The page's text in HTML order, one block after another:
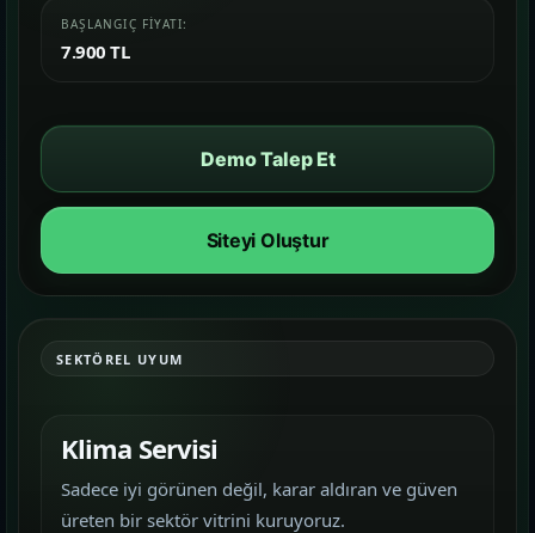
BAŞLANGIÇ FIYATI:
7.900 TL
Demo Talep Et
Siteyi Oluştur
SEKTÖREL UYUM
Klima Servisi
Sadece iyi görünen değil, karar aldıran ve güven
üreten bir sektör vitrini kuruyoruz.